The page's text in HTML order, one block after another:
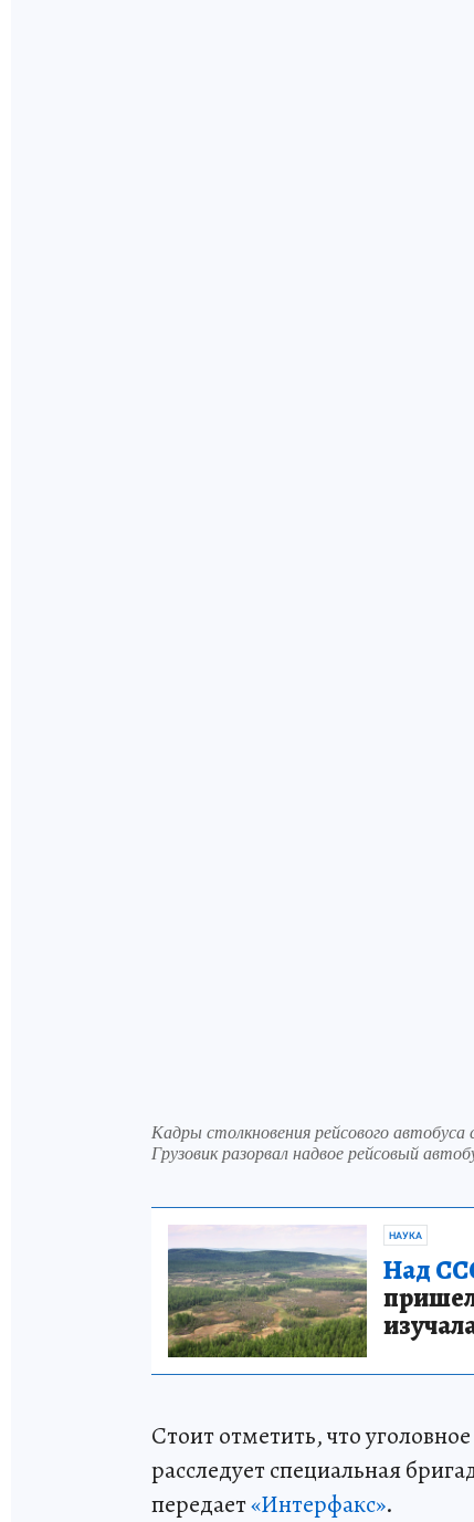
Кадры столкновения рейсового автобуса
Грузовик разорвал надвое рейсовый
НАУКА
Над
Стоит отметить, что
расследует специальная
передает«Интерфакс».